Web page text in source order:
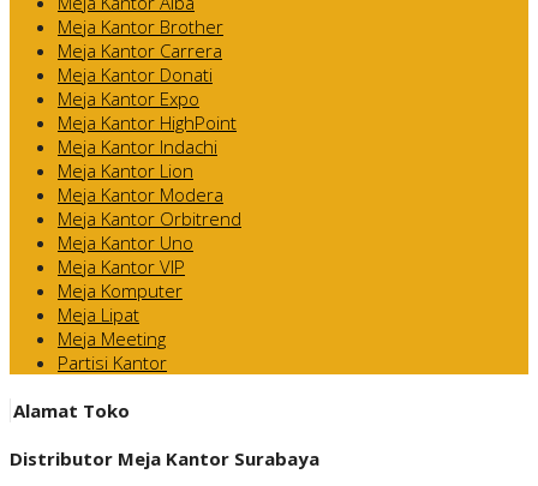
Meja Kantor Brother
Meja Kantor Carrera
Meja Kantor Donati
Meja Kantor Expo
Meja Kantor HighPoint
Meja Kantor Indachi
Meja Kantor Lion
Meja Kantor Modera
Meja Kantor Orbitrend
Meja Kantor Uno
Meja Kantor VIP
Meja Komputer
Meja Lipat
Meja Meeting
Partisi Kantor
Alamat Toko
Distributor Meja Kantor Surabaya